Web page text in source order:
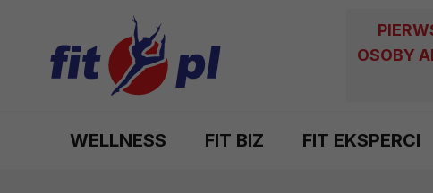
OSOBY
WELLNESS FIT BIZ FIT EKSPERCI